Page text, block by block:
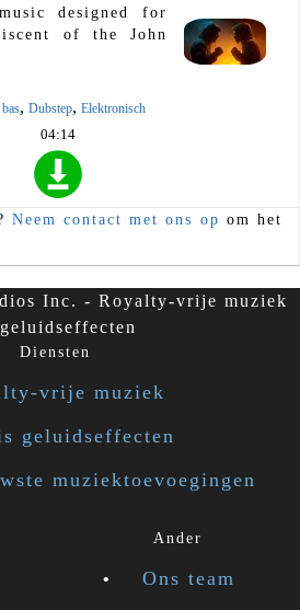
designed for
of the John
, Dubstep, Elektronisch
04:14
Neem contact met ons op om het
Inc. - Royalty-vrije muziek
Diensten
vrije muziek
geluidseffecten
muziektoevoegingen
Ander
Ons team